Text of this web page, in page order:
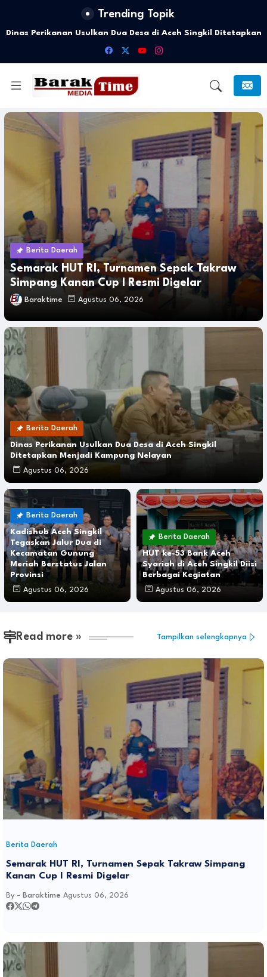
Trending Topik
Dinas Perikanan Usulkan Dua Desa di Aceh Singkil Ditetapkan
Menjadi Kampung Nelayan
Berita Daerah
Semarak HUT RI, Turnamen Sepak Takraw
Simpang Kanan Cup I Resmi Digelar
Baraktime Agustus 06, 2026
Berita Daerah
Dinas Perikanan Usulkan Dua Desa di Aceh Singkil
Ditetapkan Menjadi Kampung Nelayan
Agustus 06, 2026
Berita Daerah
Kadishub Aceh Singkil
Tegaskan Jalur Dua di
Kecamatan Gunung
Meriah Berstatus Jalan
Provinsi
Agustus 06, 2026
Berita Daerah
HUT ke-53 Bank Aceh
Syariah di Aceh Singkil Diisi
Berbagai Kegiatan
Agustus 06, 2026
Read more » Tampilkan selengkapnya
Berita Daerah
Semarak HUT RI, Turnamen Sepak Takraw Simpang
Kanan Cup I Resmi Digelar
By - Baraktime Agustus 06, 2026